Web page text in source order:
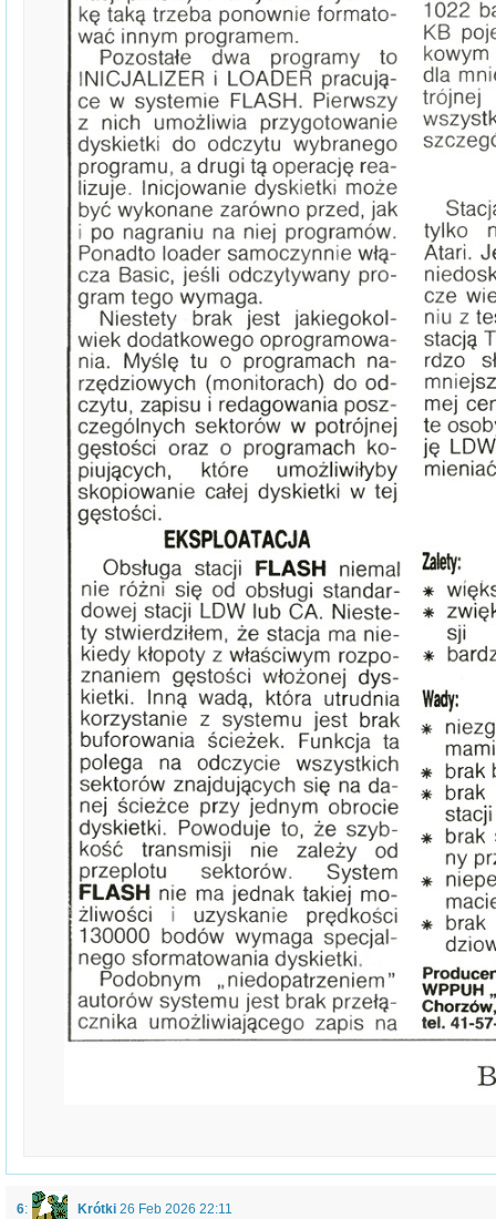
6: Krótki 26 Feb 2026 22:11